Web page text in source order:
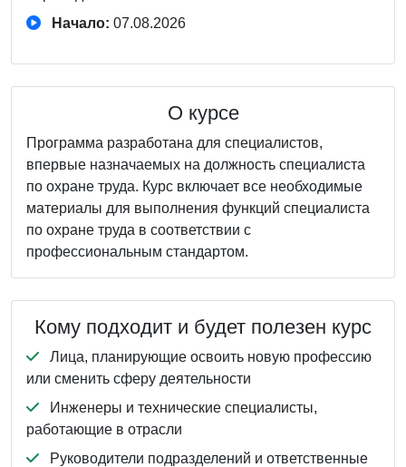
Начало: 07.08.2026
О курсе
Программа разработана для специалистов,
впервые назначаемых на должность специалиста
по охране труда. Курс включает все необходимые
материалы для выполнения функций специалиста
по охране труда в соответствии с
профессиональным стандартом.
Кому подходит и будет полезен курс
Лица, планирующие освоить новую профессию
или сменить сферу деятельности
Инженеры и технические специалисты,
работающие в отрасли
Руководители подразделений и ответственные